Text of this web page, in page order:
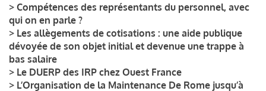
> Compétences des représentants du personnel, avec
qui on en parle ?
> Les allègements de cotisations : une aide publique
dévoyée de son objet initial et devenue une trappe à
bas salaire
> Le DUERP des IRP chez Ouest France
> L’Organisation de la Maintenance De Rome jusqu’à